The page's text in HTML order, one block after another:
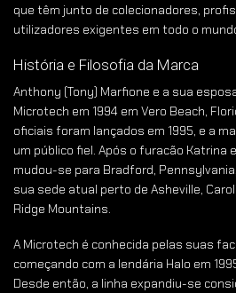
que têm junto de colecionadores,
utilizadores exigentes em todo o
História e Filosofia da Marca
Anthony (Tony) Marfione e a sua
Microtech em 1994 em Vero Beach,
oficiais foram lançados em 1995, e a
um público fiel. Após o furacão Katrina
mudou-se para Bradford,
sua sede atual perto de Asheville,
Ridge Mountains.
A Microtech é conhecida pelas suas
começando com a lendária Halo em
Desde então, a linha expandiu-se